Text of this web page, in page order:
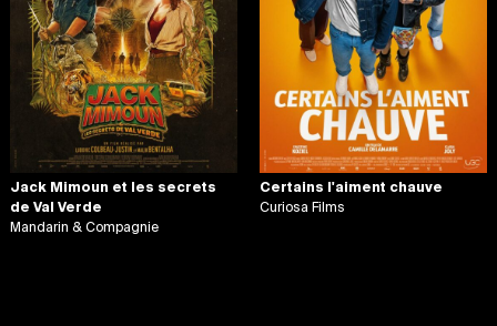
Jack Mimoun et les secrets
de Val Verde
Mandarin & Compagnie
Certains l'aiment chauve
Curiosa Films